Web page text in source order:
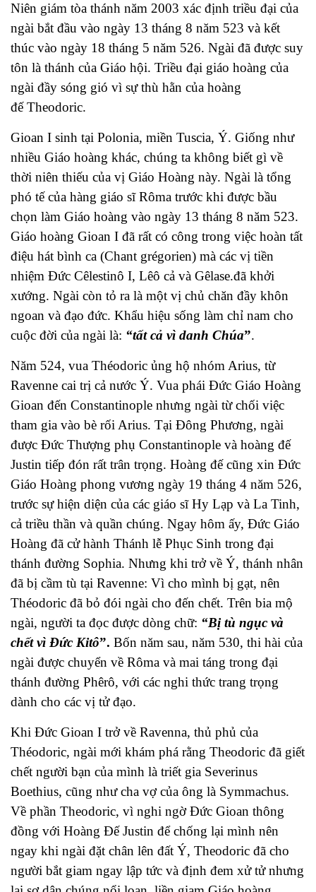
Niên giám tòa thánh năm 2003 xác định triều đại của
ngài bắt đầu vào ngày 13 tháng 8 năm 523 và kết
thúc vào ngày 18 tháng 5 năm 526. Ngài đã được suy
tôn là thánh của Giáo hội. Triều đại giáo hoàng của
ngài đầy sóng gió vì sự thù hằn của hoàng
đếTheodoric.
Gioan I sinh tại Polonia, miền Tuscia, Ý. Giống như
nhiều Giáo hoàng khác, chúng ta không biết gì về
thời niên thiếu của vị Giáo Hoàng này. Ngài là tổng
phó tế của hàng giáo sĩ Rôma trước khi được bầu
chọn làm Giáo hoàng vào ngày 13 tháng 8 năm 523.
Giáo hoàng Gioan I đã rất có công trong việc hoàn tất
điệu hát bình ca (Chant grégorien) mà các vị tiền
nhiệm Ðức Cêlestinô I, Lêô cả và Gêlase.đã khởi
xướng. Ngài còn tỏ ra là một vị chủ chăn đầy khôn
ngoan và đạo đức. Khẩu hiệu sống làm chỉ nam cho
cuộc đời của ngài là: “tất cả vì danh Chúa”.
Năm 524, vua Théodoric ủng hộ nhóm Arius, từ
Ravenne cai trị cả nước Ý. Vua phái Đức Giáo Hoàng
Gioan đến Constantinople nhưng ngài từ chối việc
tham gia vào bè rối Arius. Tại Đông Phương, ngài
được Đức Thượng phụ Constantinople và hoàng đế
Justin tiếp đón rất trân trọng. Hoàng đế cũng xin Đức
Giáo Hoàng phong vương ngày 19 tháng 4 năm 526,
trước sự hiện diện của các giáo sĩ Hy Lạp và La Tinh,
cả triều thần và quần chúng. Ngay hôm ấy, Đức Giáo
Hoàng đã cử hành Thánh lễ Phục Sinh trong đại
thánh đường Sophia. Nhưng khi trở về Ý, thánh nhân
đã bị cầm tù tại Ravenne: Vì cho mình bị gạt, nên
Théodoric đã bỏ đói ngài cho đến chết. Trên bia mộ
ngài, người ta đọc được dòng chữ: “Bị tù ngục và
chết vì Đức Kitô”. Bốn năm sau, năm 530, thi hài của
ngài được chuyển về Rôma và mai táng trong đại
thánh đường Phêrô, với các nghi thức trang trọng
dành cho các vị tử đạo.
Khi Ðức Gioan I trở về Ravenna, thủ phủ của
Théodoric, ngài mới khám phá rằng Theodoric đã giết
chết người bạn của mình là triết gia Severinus
Boethius, cũng như cha vợ của ông là Symmachus.
Về phần Theodoric, vì nghi ngờ Ðức Gioan thông
đồng với Hoàng Ðế Justin để chống lại mình nên
ngay khi ngài đặt chân lên đất Ý, Theodoric đã cho
người bắt giam ngay lập tức và định đem xử tử nhưng